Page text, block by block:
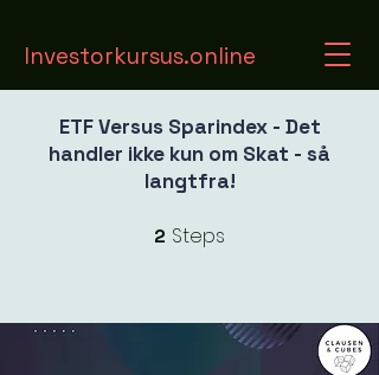
Investorkursus.online
ETF Versus Sparindex - Det
handler ikke kun om Skat - så
langtfra!
2 Steps